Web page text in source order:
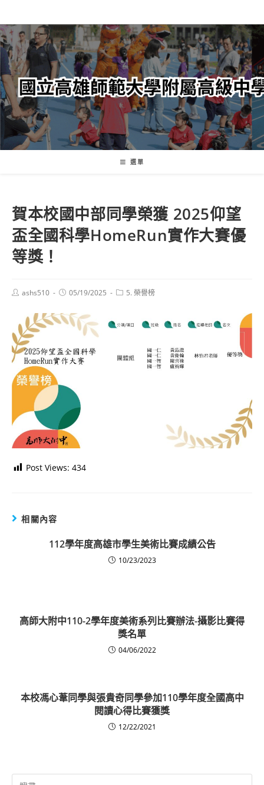
轉
至
主
內
容
選單
賀本校國中部同學榮獲 2025仰望
盃全國科學HomeRun實作大賽優
等獎！
Postashs510
Post05/19/2025
Post5. 榮譽榜
Post Views: 434
相關內容
112學年度高雄市學生美術比賽成績公告
10/23/2023
高師大附中110-2學年度美術系列比賽辦法-攝影比賽得
獎名單
04/06/2022
本校馮心葦同學與張貴奇同學參加110學年度全國高中
閱讀心得比賽獲獎
12/22/2021
Search